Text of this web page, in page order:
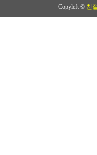
Copyleft © 친